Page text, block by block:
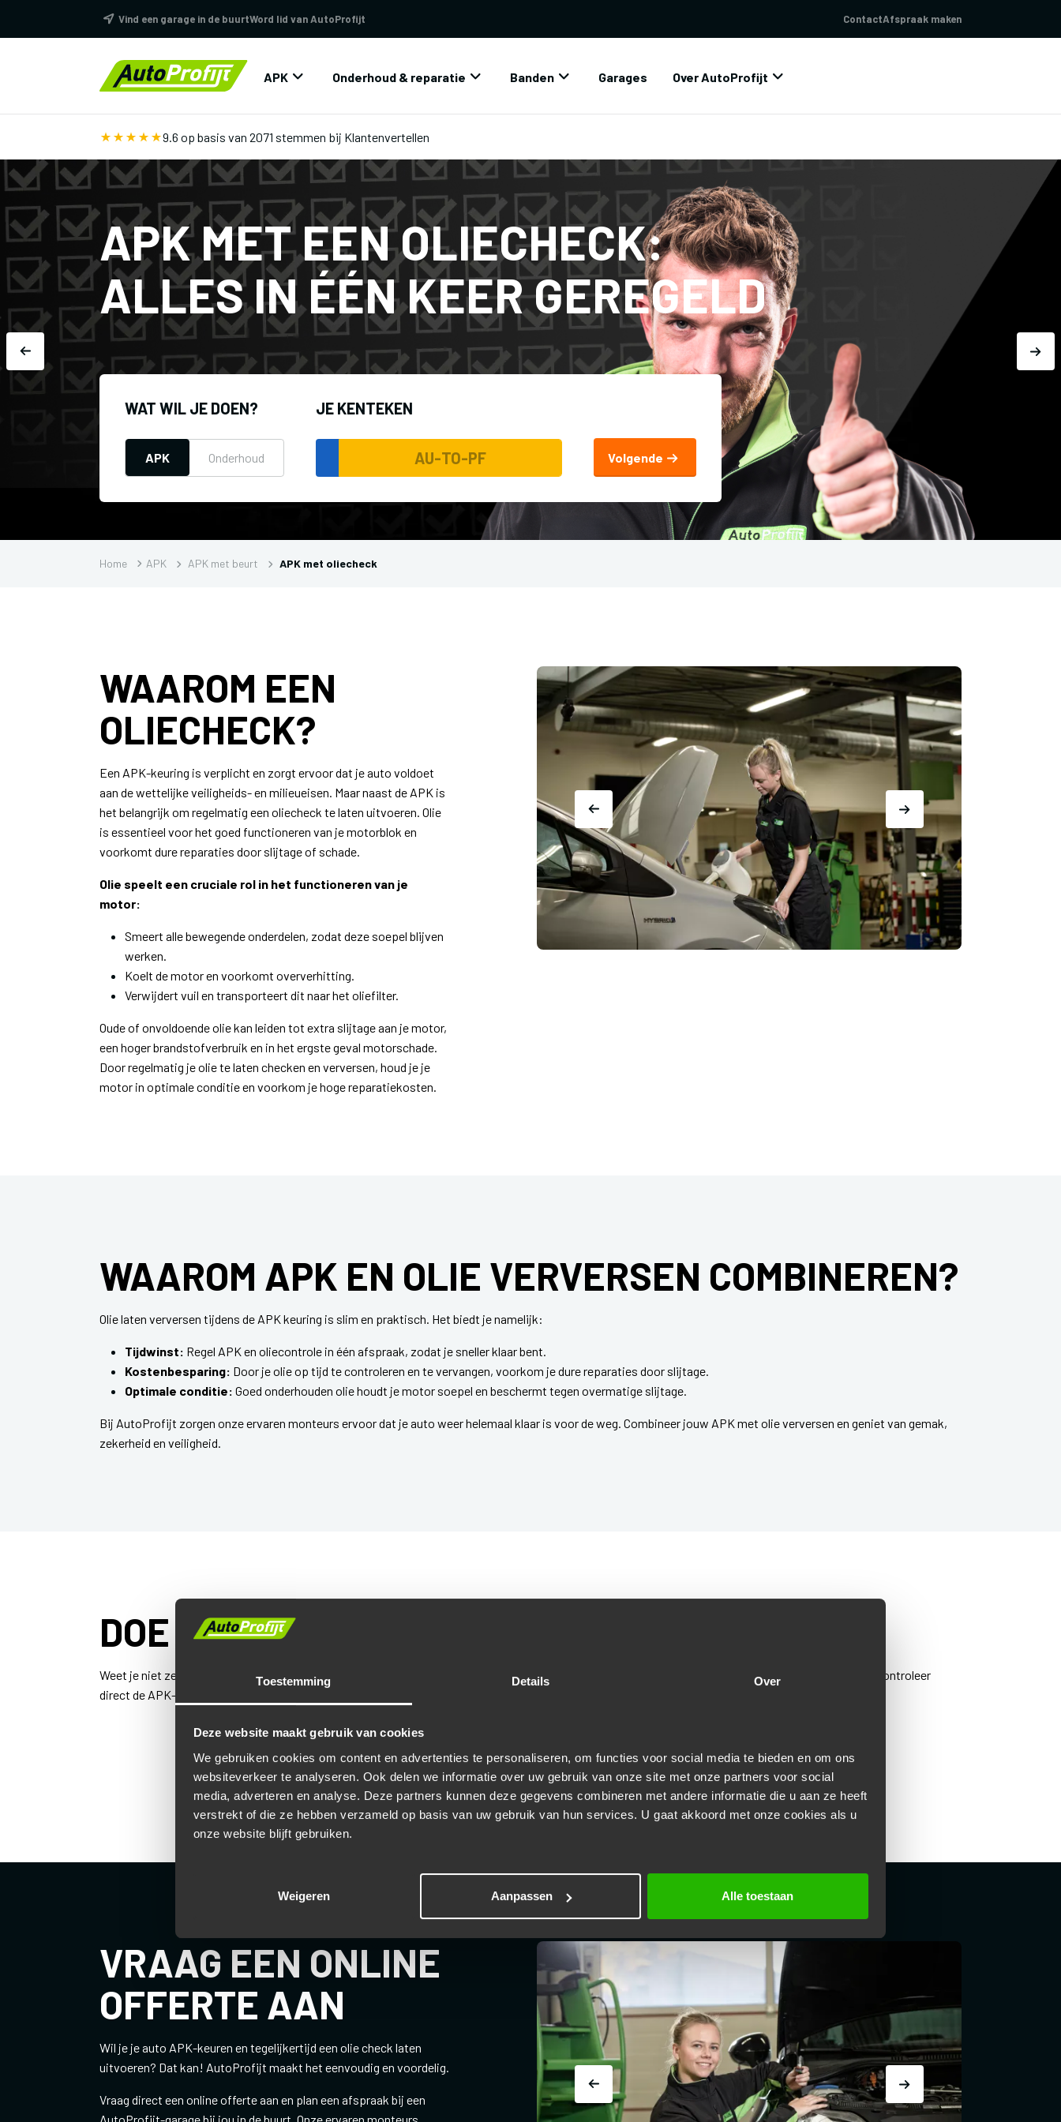
Toestemming Details Over
Deze website maakt gebruik van cookies
We gebruiken cookies om content en advertenties te personaliseren, om functies voor social media te bieden en om ons
websiteverkeer te analyseren. Ook delen we informatie over uw gebruik van onze site met onze partners voor social
media, adverteren en analyse. Deze partners kunnen deze gegevens combineren met andere informatie die u aan ze heeft
verstrekt of die ze hebben verzameld op basis van uw gebruik van hun services. U gaat akkoord met onze cookies als u
onze website blijft gebruiken.
Weigeren Aanpassen Alle toestaan
Vind een garage in de buurtWord lid van AutoProfijt ContactAfspraak maken
APK Onderhoud & reparatie Banden Garages Over AutoProfijt
9.6 op basis van 2071 stemmen bij Klantenvertellen
APK MET EEN OLIECHECK:
ALLES IN ÉÉN KEER GEREGELD
WAT WIL JE DOEN?
APK Onderhoud
JE KENTEKEN
Volgende
Home APK APK met beurt APK met oliecheck
WAAROM EEN
OLIECHECK?
Een APK-keuring is verplicht en zorgt ervoor dat je auto voldoet
aan de wettelijke veiligheids- en milieueisen. Maar naast de APK is
het belangrijk om regelmatig een oliecheck te laten uitvoeren. Olie
is essentieel voor het goed functioneren van je motorblok en
voorkomt dure reparaties door slijtage of schade.
Olie speelt een cruciale rol in het functioneren van je
motor:
Smeert alle bewegende onderdelen, zodat deze soepel blijven
werken.
Koelt de motor en voorkomt oververhitting.
Verwijdert vuil en transporteert dit naar het oliefilter.
Oude of onvoldoende olie kan leiden tot extra slijtage aan je motor,
een hoger brandstofverbruik en in het ergste geval motorschade.
Door regelmatig je olie te laten checken en verversen, houd je je
motor in optimale conditie en voorkom je hoge reparatiekosten.
WAAROM APK EN OLIE VERVERSEN COMBINEREN?
Olie laten verversen tijdens de APK keuring is slim en praktisch. Het biedt je namelijk:
Tijdwinst: Regel APK en oliecontrole in één afspraak, zodat je sneller klaar bent.
Kostenbesparing: Door je olie op tijd te controleren en te vervangen, voorkom je dure reparaties door slijtage.
Optimale conditie: Goed onderhouden olie houdt je motor soepel en beschermt tegen overmatige slijtage.
Bij AutoProfijt zorgen onze ervaren monteurs ervoor dat je auto weer helemaal klaar is voor de weg. Combineer jouw APK met olie verversen en geniet van gemak,
zekerheid en veiligheid.
DOE DE APK-CHECKER!
Weet je niet zeker wanneer jouw auto APK gekeurd moet worden? Gebruik de APK-checker en voorkom verrassingen. Vul hieronder je kenteken in en controleer
direct de APK-vervaldatum van jouw auto.
VRAAG EEN ONLINE
OFFERTE AAN
Wil je je auto APK-keuren en tegelijkertijd een olie check laten
uitvoeren? Dat kan! AutoProfijt maakt het eenvoudig en voordelig.
Vraag direct een online offerte aan en plan een afspraak bij een